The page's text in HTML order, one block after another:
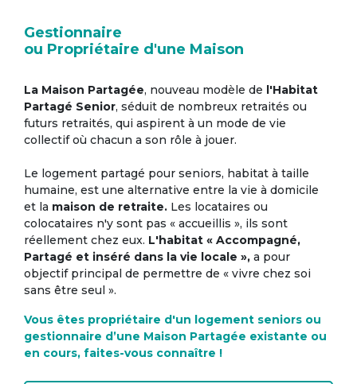
Gestionnaire
ou Propriétaire d'une Maison
La Maison Partagée, nouveau modèle de l'Habitat
Partagé Senior, séduit de nombreux retraités ou
futurs retraités, qui aspirent à un mode de vie
collectif où chacun a son rôle à jouer.
Le logement partagé pour seniors, habitat à taille
humaine, est une alternative entre la vie à domicile
et la maison de retraite. Les locataires ou
colocataires n'y sont pas « accueillis », ils sont
réellement chez eux. L'habitat « Accompagné,
Partagé et inséré dans la vie locale », a pour
objectif principal de permettre de « vivre chez soi
sans être seul ».
Vous êtes propriétaire d'un logement seniors ou
gestionnaire d’une Maison Partagée existante ou
en cours, faites-vous connaître !